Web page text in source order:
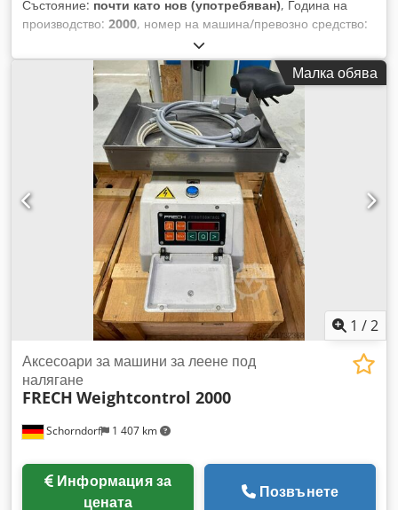
Състояние: почти като нов (употребяван), Година на
производство: 2000, номер на машина/превозно средство:
, Автоматизирана машина за високоналягано леене
под налягане Bühler. Сила на затягане – 7900 kN. Ход на
буталото – 500 mm. Климатизация KMA / Bentleon тип
Ultravent / AFS 6000 (2000). Машината е демонтирана.
Наскоро пребоядисана. Dodpsfbl E Sofx Ah Tsck
Малка обява
1 /2
Schorndorf 1 407 km
Аксесоари за машини за леене под
налягане
FRECH Weightcontrol 2000
Информация за
цената
Позвънете